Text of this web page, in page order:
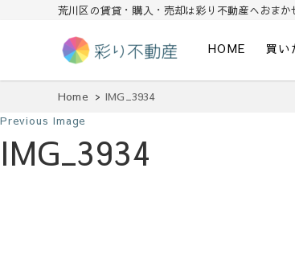
荒川区の賃貸・購入・売却は彩り不動産へおまか
彩り不動産
HOME 買い
Home IMG_3934
Previous Image
IMG_3934